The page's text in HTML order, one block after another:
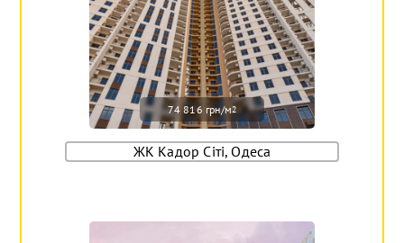
74 816 грн/м2
ЖК Кадор Сіті, Одеса